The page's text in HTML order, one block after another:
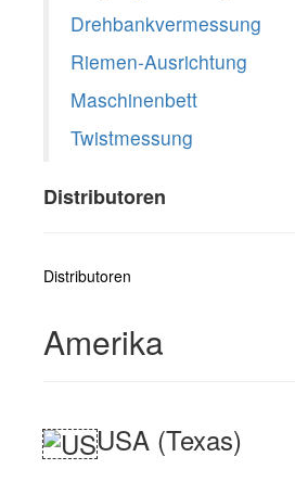
Drehbankvermessung
Riemen-Ausrichtung
Maschinenbett
Twistmessung
Distributoren
Distributoren
Amerika
USA (Texas)